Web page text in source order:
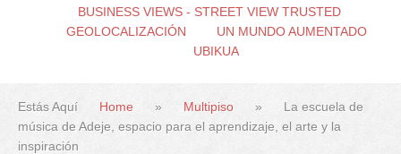
BUSINESS VIEWS - STREET VIEW TRUSTED
GEOLOCALIZACIÓN
UN MUNDO AUMENTADO
UBIKUA
Estás Aquí Home » Multipiso »
La escuela de
música de Adeje, espacio para el aprendizaje, el arte y la
inspiración